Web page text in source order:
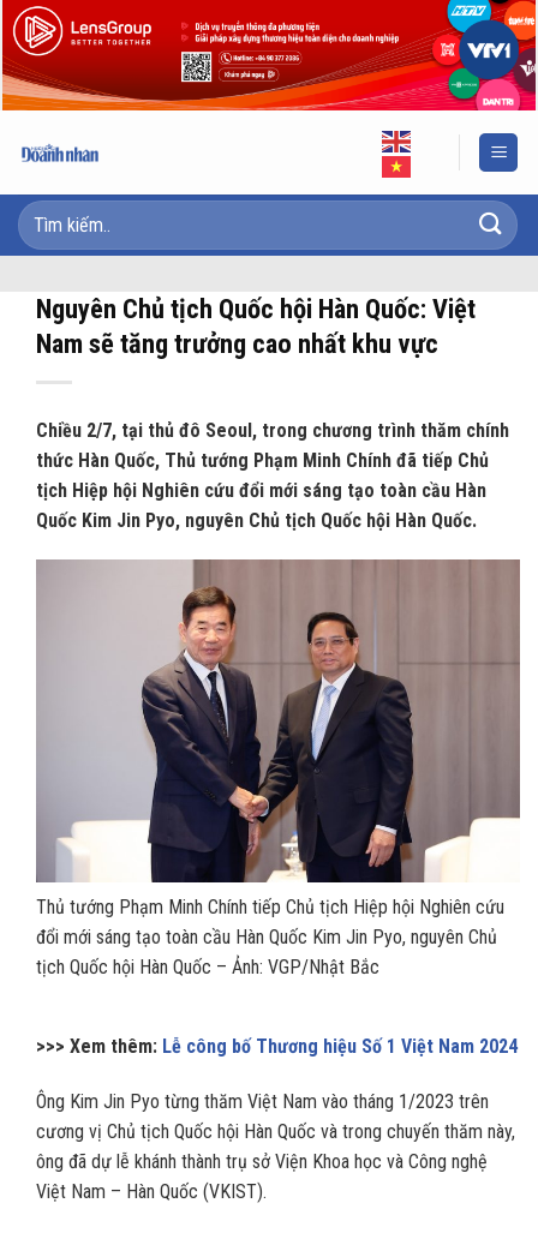
Skip
to
content
Nguyên Chủ tịch Quốc hội Hàn Quốc: Việt
Nam sẽ tăng trưởng cao nhất khu vực
Chiều 2/7, tại thủ đô Seoul, trong chương trình thăm chính
thức Hàn Quốc, Thủ tướng Phạm Minh Chính đã tiếp Chủ
tịch Hiệp hội Nghiên cứu đổi mới sáng tạo toàn cầu Hàn
Quốc Kim Jin Pyo, nguyên Chủ tịch Quốc hội Hàn Quốc.
Thủ tướng Phạm Minh Chính tiếp Chủ tịch Hiệp hội Nghiên cứu
đổi mới sáng tạo toàn cầu Hàn Quốc Kim Jin Pyo, nguyên Chủ
tịch Quốc hội Hàn Quốc – Ảnh: VGP/Nhật Bắc
>>> Xem thêm: Lễ công bố Thương hiệu Số 1 Việt Nam 2024
Ông Kim Jin Pyo từng thăm Việt Nam vào tháng 1/2023 trên
cương vị Chủ tịch Quốc hội Hàn Quốc và trong chuyến thăm này,
ông đã dự lễ khánh thành trụ sở Viện Khoa học và Công nghệ
Việt Nam – Hàn Quốc (VKIST).